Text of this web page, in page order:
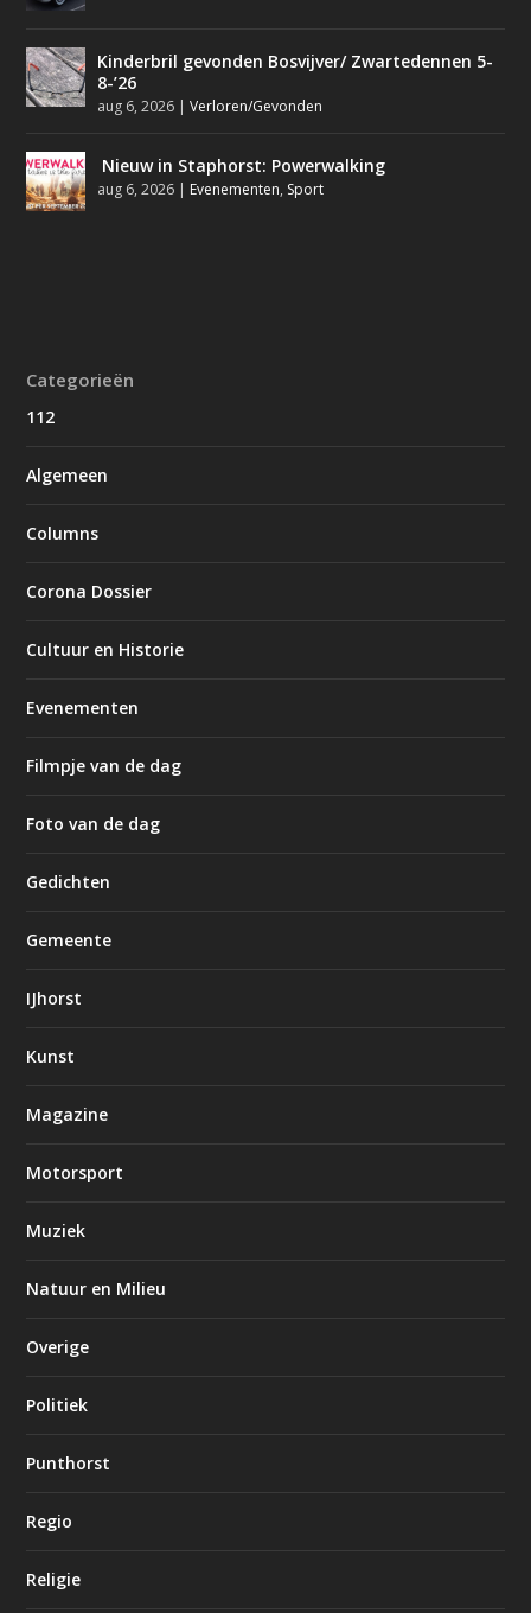
Kinderbril gevonden Bosvijver/ Zwartedennen 5-
8-’26
aug 6, 2026 |Verloren/Gevonden
Nieuw in Staphorst: Powerwalking
aug 6, 2026 | Evenementen, Sport
Categorieën
112
Algemeen
Columns
Corona Dossier
Cultuur en Historie
Evenementen
Filmpje van de dag
Foto van de dag
Gedichten
Gemeente
IJhorst
Kunst
Magazine
Motorsport
Muziek
Natuur en Milieu
Overige
Politiek
Punthorst
Regio
Religie